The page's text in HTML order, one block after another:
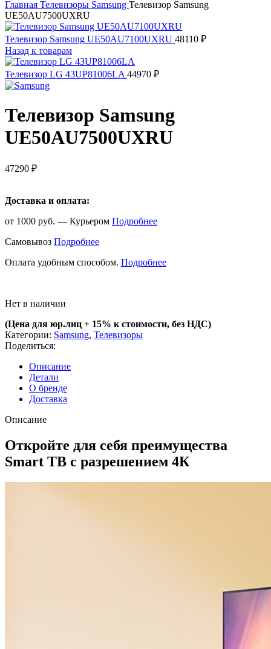
Главная Телевизоры Samsung Телевизор Samsung
UE50AU7500UXRU
Телевизор Samsung UE50AU7100UXRU 48110 ₽
Назад к товарам
Телевизор LG 43UP81006LA 44970 ₽
Телевизор Samsung
UE50AU7500UXRU
47290 ₽
Доставка и оплата:
от 1000 руб. — Курьером Подробнее
Самовывоз Подробнее
Оплата удобным способом. Подробнее
Нет в наличии
(Цена для юр.лиц + 15% к стоимости, без НДС)
Категории: Samsung, Телевизоры
Поделиться:
Описание
Детали
О бренде
Доставка
Описание
Откройте для себя преимущества
Smart ТВ с разрешением 4К